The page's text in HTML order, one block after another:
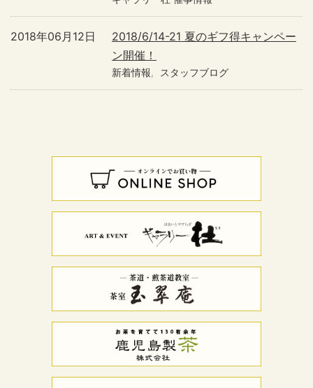
2018/6/14-21 夏のギフ得キャンペー
ン開催！
2018年06月12日
新着情報 スタッフブログ